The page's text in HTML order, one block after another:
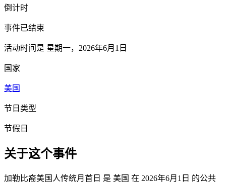
倒计时
事件已结束
活动时间是 星期一，2026年6月1日
国家
美国
节日类型
节假日
关于这个事件
加勒比裔美国人传统月首日 是 美国 在 2026年6月1日 的公共